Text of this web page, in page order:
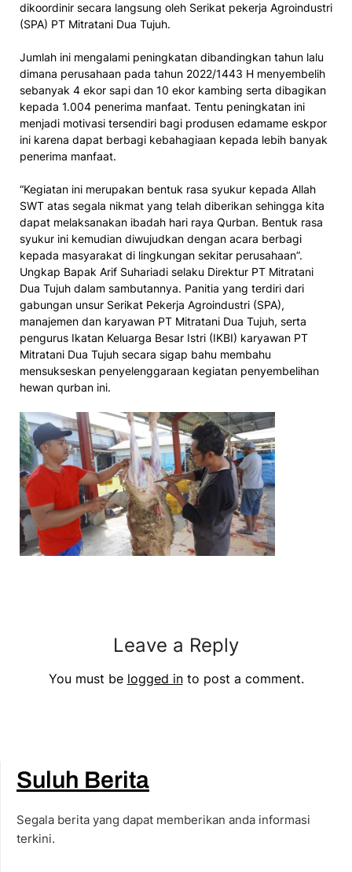
dikoordinir secara langsung oleh Serikat pekerja Agroindustri
(SPA) PT Mitratani Dua Tujuh.
Jumlah ini mengalami peningkatan dibandingkan tahun lalu
dimana perusahaan pada tahun 2022/1443 H menyembelih
sebanyak 4 ekor sapi dan 10 ekor kambing serta dibagikan
kepada 1.004 penerima manfaat. Tentu peningkatan ini
menjadi motivasi tersendiri bagi produsen edamame eskpor
ini karena dapat berbagi kebahagiaan kepada lebih banyak
penerima manfaat.
“Kegiatan ini merupakan bentuk rasa syukur kepada Allah
SWT atas segala nikmat yang telah diberikan sehingga kita
dapat melaksanakan ibadah hari raya Qurban. Bentuk rasa
syukur ini kemudian diwujudkan dengan acara berbagi
kepada masyarakat di lingkungan sekitar perusahaan”.
Ungkap Bapak Arif Suhariadi selaku Direktur PT Mitratani
Dua Tujuh dalam sambutannya. Panitia yang terdiri dari
gabungan unsur Serikat Pekerja Agroindustri (SPA),
manajemen dan karyawan PT Mitratani Dua Tujuh, serta
pengurus Ikatan Keluarga Besar Istri (IKBI) karyawan PT
Mitratani Dua Tujuh secara sigap bahu membahu
mensukseskan penyelenggaraan kegiatan penyembelihan
hewan qurban ini.
Leave a Reply
You must be logged into post a comment.
Suluh Berita
Segala berita yang dapat memberikan anda informasi
terkini.